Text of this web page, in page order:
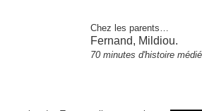
Chez les parents…
Fernand, Mildiou.
70 minutes d'histoire